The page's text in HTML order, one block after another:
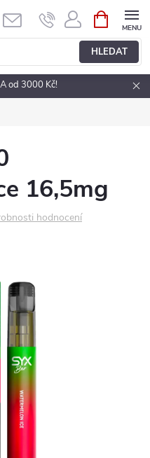
HLEDAT
NÁKUPNÍ
KOŠÍK
od 3000 Kč!
16,5mg
hodnocení